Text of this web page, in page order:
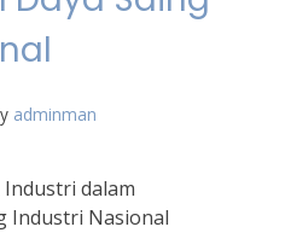
adminman
dalam
Industri Nasional